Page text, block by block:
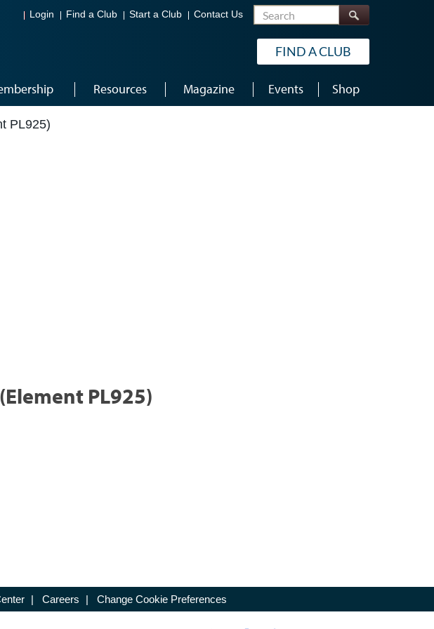
Login Find a Club Start a Club Contact Us Search
FIND A CLUB
Resources Magazine Events Shop
PL925)
PL925)
| Careers | Change Cookie Preferences